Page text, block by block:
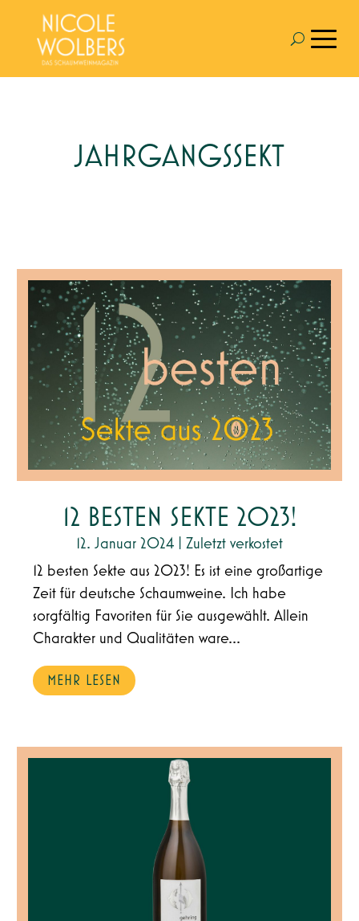
JAHRGANGSSEKT
12 BESTEN SEKTE 2023!
12. Januar 2024
Zuletzt verkostet
12 besten Sekte aus 2023! Es ist eine großartige
Zeit für deutsche Schaumweine. Ich habe
sorgfältig Favoriten für Sie ausgewählt. Allein
Charakter und Qualitäten ware...
MEHR LESEN